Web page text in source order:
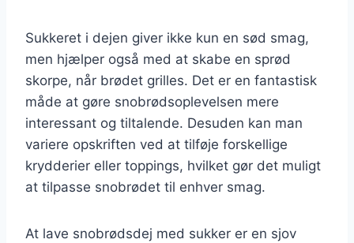
Sukkeret i dejen giver ikke kun en sød smag,
men hjælper også med at skabe en sprød
skorpe, når brødet grilles. Det er en fantastisk
måde at gøre snobrødsoplevelsen mere
interessant og tiltalende. Desuden kan man
variere opskriften ved at tilføje forskellige
krydderier eller toppings, hvilket gør det muligt
at tilpasse snobrødet til enhver smag.
At lave snobrødsdej med sukker er en sjov